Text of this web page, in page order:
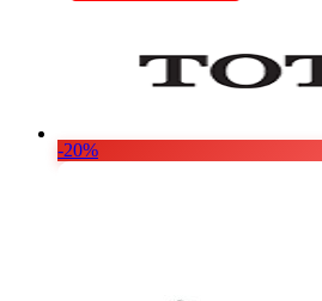
-20%